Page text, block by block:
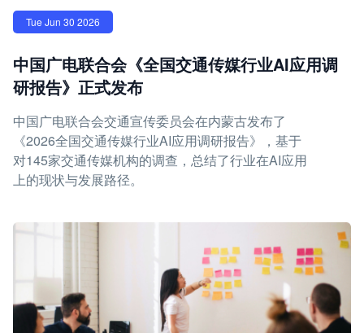
Tue Jun 30 2026
中国广电联合会《全国交通传媒行业AI应用调
研报告》正式发布
中国广电联合会交通宣传委员会在内蒙古发布了
《2026全国交通传媒行业AI应用调研报告》，基于
对145家交通传媒机构的调查，总结了行业在AI应用
上的现状与发展路径。